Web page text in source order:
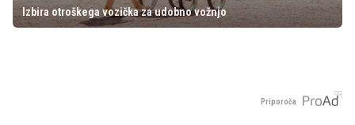
Izbira otroškega vozička za udobno vožnjo
Priporoča